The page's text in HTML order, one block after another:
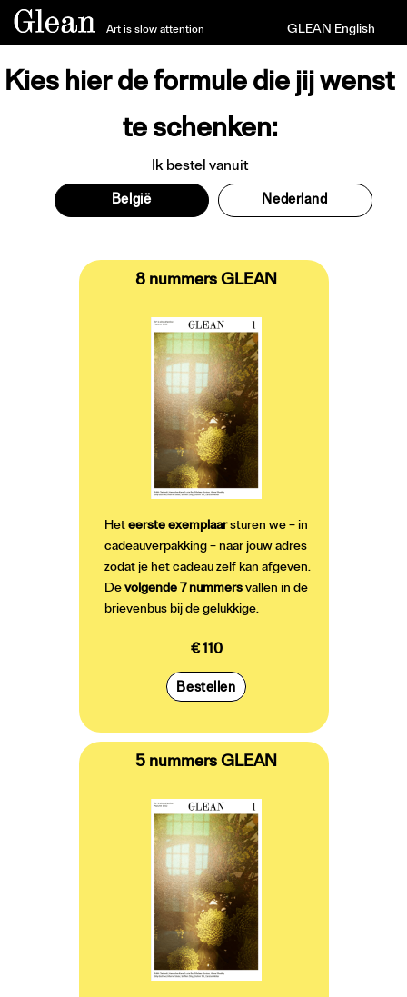
Art is slow attention GLEAN English
Kies hier de formule die jij wenst
te schenken:
Ik bestel vanuit
België Nederland
8 nummers GLEAN
Heteerste exemplaarsturen we – in
cadeauverpakking – naar jouw adres
zodat je het cadeau zelf kan afgeven.
Devolgende 7 nummersvallen in de
brievenbus bij de gelukkige.
€ 110
Bestellen
5 nummers GLEAN